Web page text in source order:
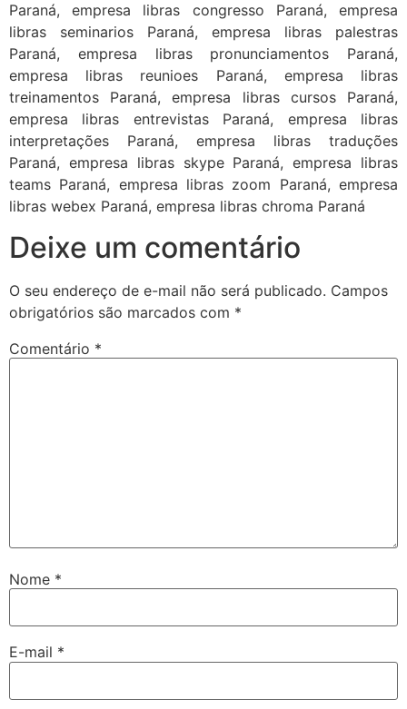
Paraná, empresa libras congresso Paraná, empresa
libras seminarios Paraná, empresa libras palestras
Paraná, empresa libras pronunciamentos Paraná,
empresa libras reunioes Paraná, empresa libras
treinamentos Paraná, empresa libras cursos Paraná,
empresa libras entrevistas Paraná, empresa libras
interpretações Paraná, empresa libras traduções
Paraná, empresa libras skype Paraná, empresa libras
teams Paraná, empresa libras zoom Paraná, empresa
libras webex Paraná, empresa libras chroma Paraná
Deixe um comentário
O seu endereço de e-mail não será publicado. Campos
obrigatórios são marcados com *
Comentário *
Nome *
E-mail *